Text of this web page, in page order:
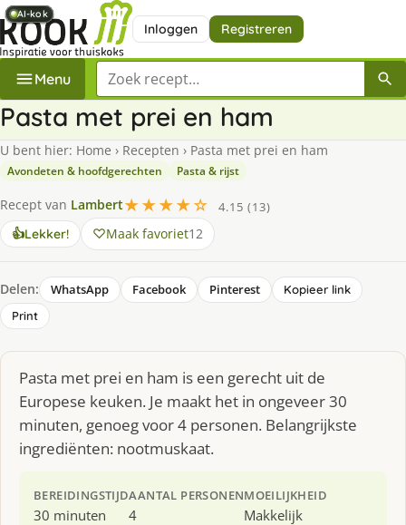
Inloggen Registreren
Menu Zoek een recept
Pasta met prei en ham
U bent hier: Home › Recepten › Pasta met prei en ham
Avondeten & hoofdgerechten Pasta & rijst
Recept van Lambert★★★★☆
4.15 (13)
👍Lekker! Maak favoriet12
Delen: WhatsApp Facebook Pinterest
Kopieer link
Print
Pasta met prei en ham is een gerecht uit de
Europese keuken. Je maakt het in ongeveer 30
minuten, genoeg voor 4 personen. Belangrijkste
ingrediënten: nootmuskaat.
BEREIDINGSTIJD
30 minuten
AANTAL PERSONEN
4
MOEILIJKHEID
Makkelijk
AI-kok
AI-kok
AI-kok
AI-kok
AI-kok
AI-kok